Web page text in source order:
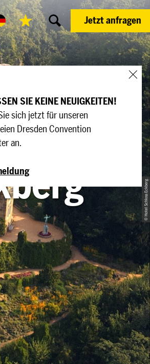
Jetzt anfragen
SIE KEINE NEUIGKEITEN!
sich jetzt für unseren
Dresden Convention
an.
© Hotel Schloss Eckberg